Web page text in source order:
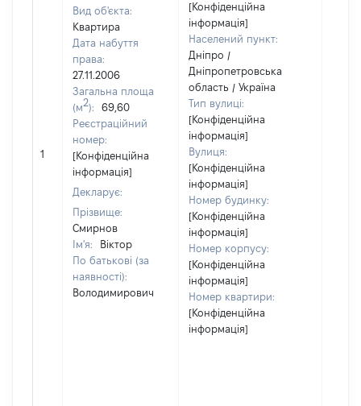
1
Вид об'єкта:
Квартира
Дата набуття
права:
27.11.2006
Загальна площа
(м2):
69,60
Реєстраційний
номер:
[Конфіденційна
інформація]
Декларує:
Прізвище:
Смирнов
Ім'я:
Віктор
По батькові (за
наявності):
Володимирович
[Конфіденційна
інформація]
Населений пункт:
Дніпро /
Дніпропетровська
область / Україна
Тип вулиці:
[Конфіденційна
інформація]
Вулиця:
[Конфіденційна
інформація]
Номер будинку:
[Конфіденційна
інформація]
Номер корпусу:
[Конфіденційна
інформація]
Номер квартири:
[Конфіденційна
інформація]